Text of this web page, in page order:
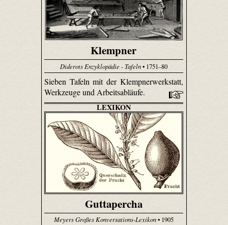
Klempner
Diderots Enzyklopädie - Tafeln• 1751–80
Sieben Tafeln mit der Klempnerwerkstatt,
Werkzeuge und Arbeitsabläufe.
LEXIKON
Guttapercha
Meyers Großes Konversations-Lexikon• 1905